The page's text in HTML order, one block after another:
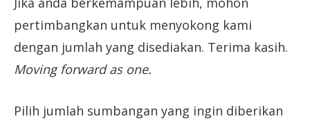
pertimbangkan untuk menyokong kami
dengan jumlah yang disediakan. Terima kasih.
Moving forward as one.
Pilih jumlah sumbangan yang ingin diberikan